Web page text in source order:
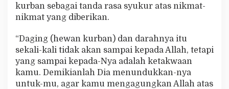
kurban sebagai tanda rasa syukur atas nikmat-
nikmat yang diberikan.
“Daging (hewan kurban) dan darahnya itu
sekali-kali tidak akan sampai kepada Allah, tetapi
yang sampai kepada-Nya adalah ketakwaan
kamu. Demikianlah Dia menundukkan-nya
untuk-mu, agar kamu mengagungkan Allah atas